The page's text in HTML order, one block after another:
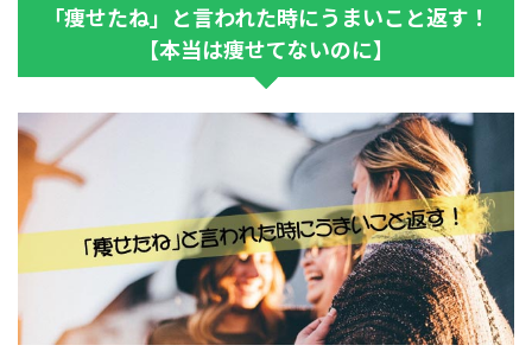
「痩せたね」と言われた時にうまいこと返す！
【本当は痩せてないのに】